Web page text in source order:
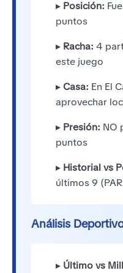
▸ Posición:
puntos
▸ Racha: 4
este juego
▸ Casa: En El
aprovechar
▸ Presión: NO
puntos
▸ Historial vs
últimos 9
Análisis
▸ Último vs